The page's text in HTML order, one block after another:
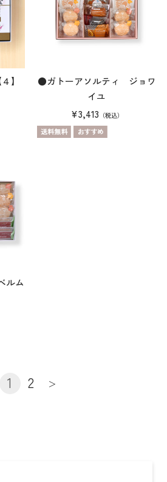
】
●ガトーアソルティ ジョワ
イユ
¥3,413 （税込）
ルム
1 2 ＞